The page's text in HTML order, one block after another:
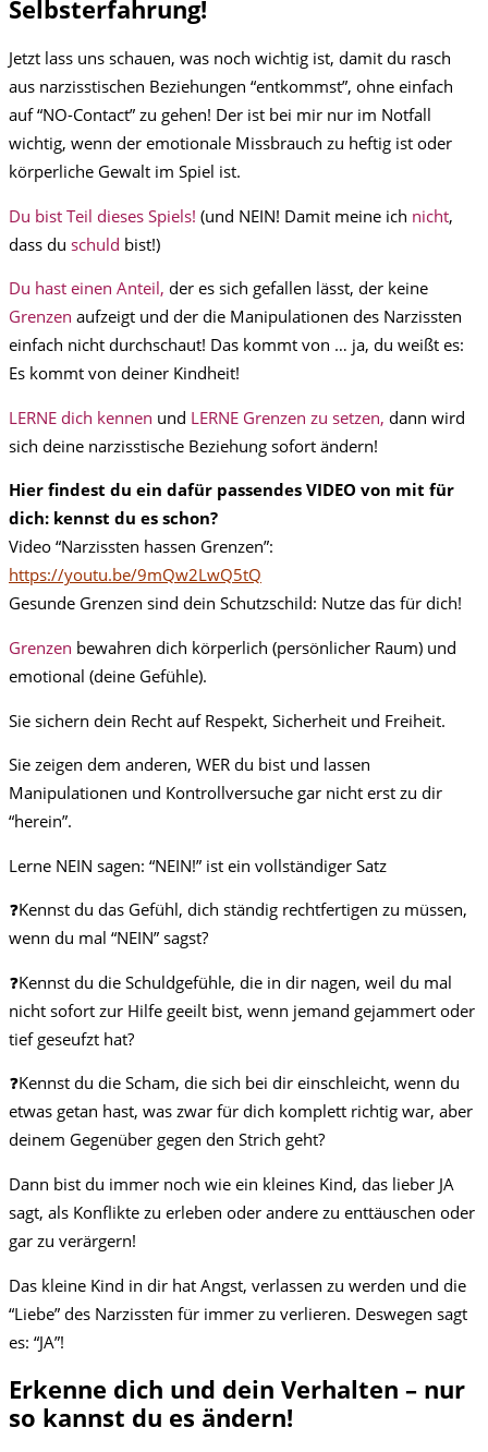
Selbsterfahrung!
Jetzt lass uns schauen, was noch wichtig ist, damit du rasch
aus narzisstischen Beziehungen “entkommst”, ohne einfach
auf “NO-Contact” zu gehen! Der ist bei mir nur im Notfall
wichtig, wenn der emotionale Missbrauch zu heftig ist oder
körperliche Gewalt im Spiel ist.
Du bist Teil dieses Spiels! (und NEIN! Damit meine ich nicht,
dass du schuld bist!)
Du hast einen Anteil, der es sich gefallen lässt, der keine
Grenzen aufzeigt und der die Manipulationen des Narzissten
einfach nicht durchschaut! Das kommt von … ja, du weißt es:
Es kommt von deiner Kindheit!
LERNE dich kennen und LERNE Grenzen zu setzen, dann wird
sich deine narzisstische Beziehung sofort ändern!
Hier findest du ein dafür passendes VIDEO von mit für
dich: kennst du es schon?
Video “Narzissten hassen Grenzen”:
https://youtu.be/9mQw2LwQ5tQ
Gesunde Grenzen sind dein Schutzschild: Nutze das für dich!
Grenzen bewahren dich körperlich (persönlicher Raum) und
emotional (deine Gefühle).
Sie sichern dein Recht auf Respekt, Sicherheit und Freiheit.
Sie zeigen dem anderen, WER du bist und lassen
Manipulationen und Kontrollversuche gar nicht erst zu dir
“herein”.
Lerne NEIN sagen: “NEIN!” ist ein vollständiger Satz
❓Kennst du das Gefühl, dich ständig rechtfertigen zu müssen,
wenn du mal “NEIN” sagst?
❓Kennst du die Schuldgefühle, die in dir nagen, weil du mal
nicht sofort zur Hilfe geeilt bist, wenn jemand gejammert oder
tief geseufzt hat?
❓Kennst du die Scham, die sich bei dir einschleicht, wenn du
etwas getan hast, was zwar für dich komplett richtig war, aber
deinem Gegenüber gegen den Strich geht?
Dann bist du immer noch wie ein kleines Kind, das lieber JA
sagt, als Konflikte zu erleben oder andere zu enttäuschen oder
gar zu verärgern!
Das kleine Kind in dir hat Angst, verlassen zu werden und die
“Liebe” des Narzissten für immer zu verlieren. Deswegen sagt
es: “JA”!
Erkenne dich und dein Verhalten – nur
so kannst du es ändern! ️